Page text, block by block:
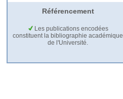
Référencement
Les publications encodées
constituent la bibliographie académique
de l'Université.